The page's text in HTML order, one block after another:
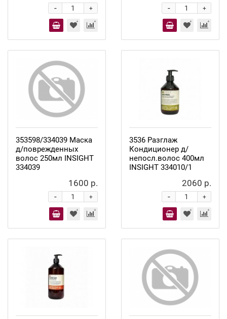
+
- +
-
353598/334039 Маска
д/поврежденных
волос 250мл INSIGHT
334039
1600 р.
+
-
3536 Разглаж
Кондиционер д/
непосл.волос 400мл
INSIGHT 334010/1
2060 р.
+
-